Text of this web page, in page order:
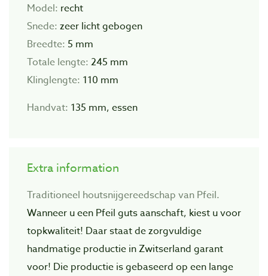
Model: recht
Snede: zeer licht gebogen
Breedte: 5 mm
Totale lengte: 245 mm
Klinglengte: 110 mm
Handvat: 135 mm, essen
Extra information
Traditioneel houtsnijgereedschap van Pfeil.
Wanneer u een Pfeil guts aanschaft, kiest u voor
topkwaliteit! Daar staat de zorgvuIdige
handmatige productie in Zwitserland garant
voor! Die productie is gebaseerd op een lange